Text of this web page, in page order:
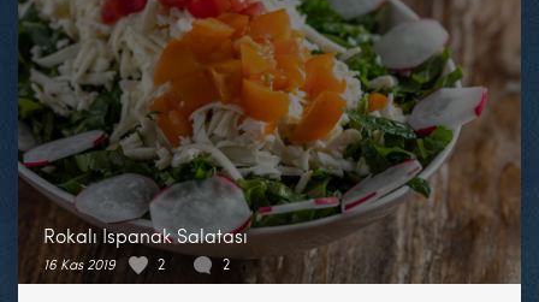
Rokalı Ispanak Salatası
16 Kas 2019 2 2